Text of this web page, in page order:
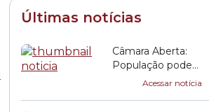
Últimas notícias
Câmara Aberta:
População pode
conhecer detalhes
Acessar notícia